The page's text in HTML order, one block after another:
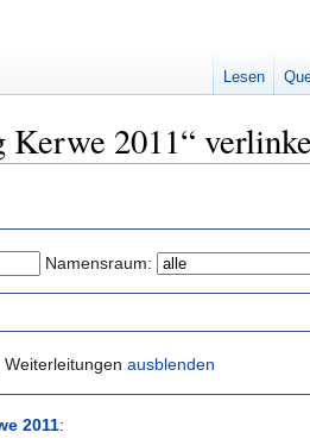
Kerwe 2011“
Namensraum:
Weiterleitungen ausblenden
2011:
Lesen